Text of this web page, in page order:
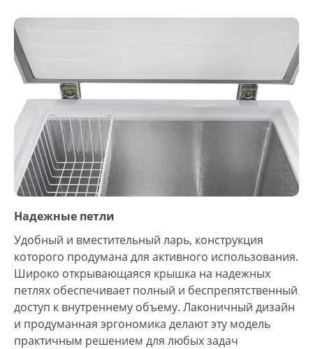
Надежные петли
Удобный и вместительный ларь, конструкция
которого продумана для активного использования.
Широко открывающаяся крышка на надежных
петлях обеспечивает полный и беспрепятственный
доступ к внутреннему объему. Лаконичный дизайн
и продуманная эргономика делают эту модель
практичным решением для любых задач